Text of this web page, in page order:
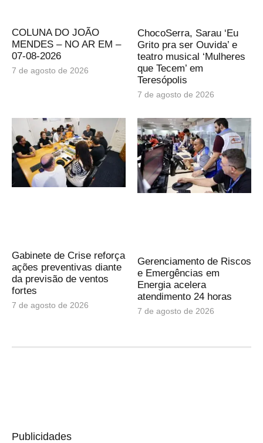
COLUNA DO JOÃO
MENDES – NO AR EM –
07-08-2026
7 de agosto de 2026
ChocoSerra, Sarau ‘Eu
Grito pra ser Ouvida’ e
teatro musical ‘Mulheres
que Tecem’ em
Teresópolis
7 de agosto de 2026
Gabinete de Crise reforça
ações preventivas diante
da previsão de ventos
fortes
7 de agosto de 2026
Gerenciamento de Riscos
e Emergências em
Energia acelera
atendimento 24 horas
7 de agosto de 2026
Publicidades